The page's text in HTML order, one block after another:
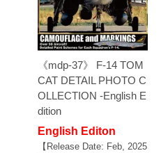
《mdp-37》 F-14 TOM
CAT DETAIL PHOTO C
OLLECTION -English E
dition
English Editon
【Release Date: Feb, 2025